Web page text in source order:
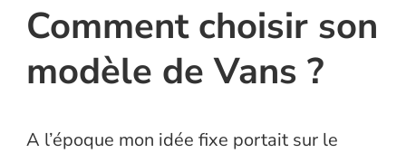
Comment choisir son
modèle de Vans ?
A l’époque mon idée fixe portait sur le